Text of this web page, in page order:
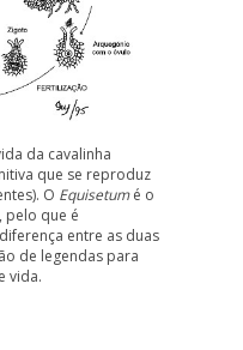
da cavalinha
que se reproduz
O Equisetumé o
pelo que é
entre as duas
de legendas para
vida.